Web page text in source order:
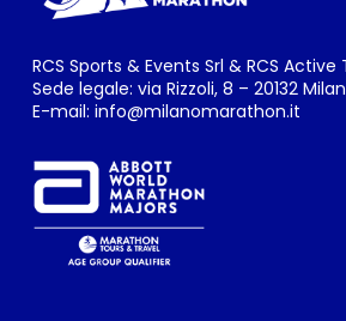
RCS Sports & Events Srl & RCS Active
Sede legale: via Rizzoli, 8 – 20132
E-mail: info@milanomarathon.it